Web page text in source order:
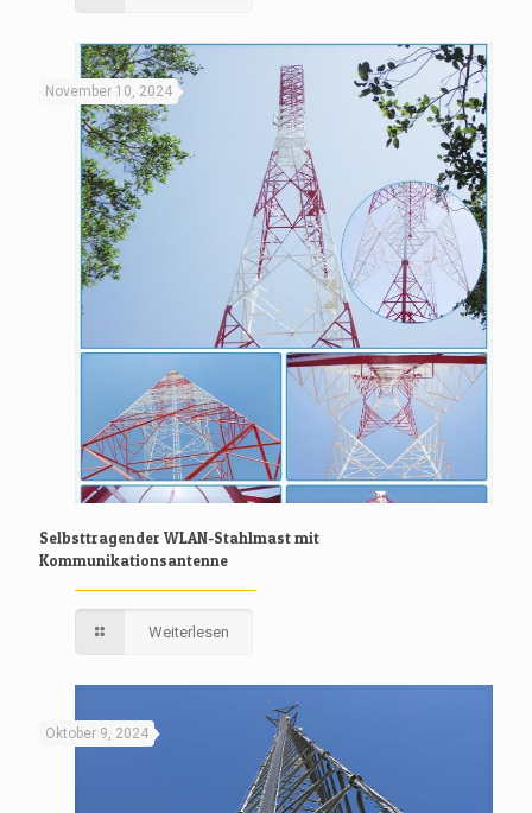
November 10, 2024
Selbsttragender WLAN-Stahlmast mit
Kommunikationsantenne
Weiterlesen
Oktober 9, 2024